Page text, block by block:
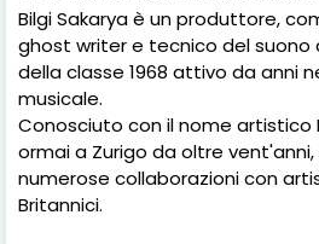
Bilgi Sakarya è un produttore,
ghost writer e tecnico del suono
della classe 1968 attivo da anni
musicale.
Conosciuto con il nome artistico
ormai a Zurigo da oltre
numerose collaborazioni con
Britannici.